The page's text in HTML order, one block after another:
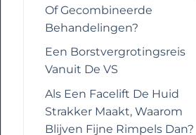
Of Gecombineerde
Behandelingen?
Een Borstvergrotingsreis
Vanuit De VS
Als Een Facelift De Huid
Strakker Maakt, Waarom
Blijven Fijne Rimpels Dan?